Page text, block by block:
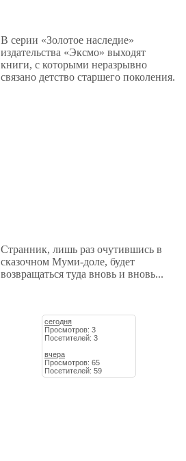
В серии «Золотое наследие»
издательства «Эксмо» выходят
книги, с которыми неразрывно
связано детство старшего поколения.
Странник, лишь раз очутившись в
сказочном Муми-доле, будет
возвращаться туда вновь и вновь...
сегодня
Просмотров: 3
Посетителей: 3
вчера
Просмотров: 65
Посетителей: 59